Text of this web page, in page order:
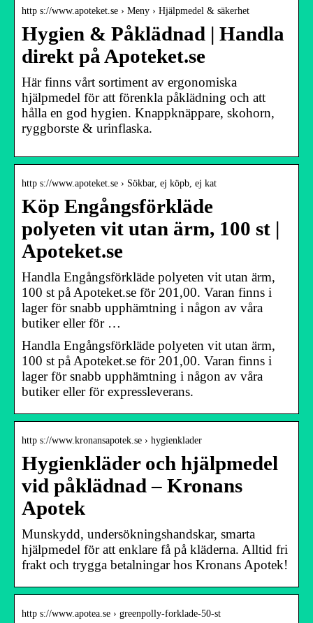
http s://www.apoteket.se › Meny › Hjälpmedel & säkerhet
Hygien & Påklädnad | Handla
direkt på Apoteket.se
Här finns vårt sortiment av ergonomiska
hjälpmedel för att förenkla påklädning och att
hålla en god hygien. Knappknäppare, skohorn,
ryggborste & urinflaska.
http s://www.apoteket.se › Sökbar, ej köpb, ej kat
Köp Engångsförkläde
polyeten vit utan ärm, 100 st |
Apoteket.se
Handla Engångsförkläde polyeten vit utan ärm,
100 st på Apoteket.se för 201,00. Varan finns i
lager för snabb upphämtning i någon av våra
butiker eller för …
Handla Engångsförkläde polyeten vit utan ärm,
100 st på Apoteket.se för 201,00. Varan finns i
lager för snabb upphämtning i någon av våra
butiker eller för expressleverans.
http s://www.kronansapotek.se › hygienklader
Hygienkläder och hjälpmedel
vid påklädnad – Kronans
Apotek
Munskydd, undersökningshandskar, smarta
hjälpmedel för att enklare få på kläderna. Alltid fri
frakt och trygga betalningar hos Kronans Apotek!
http s://www.apotea.se › greenpolly-forklade-50-st